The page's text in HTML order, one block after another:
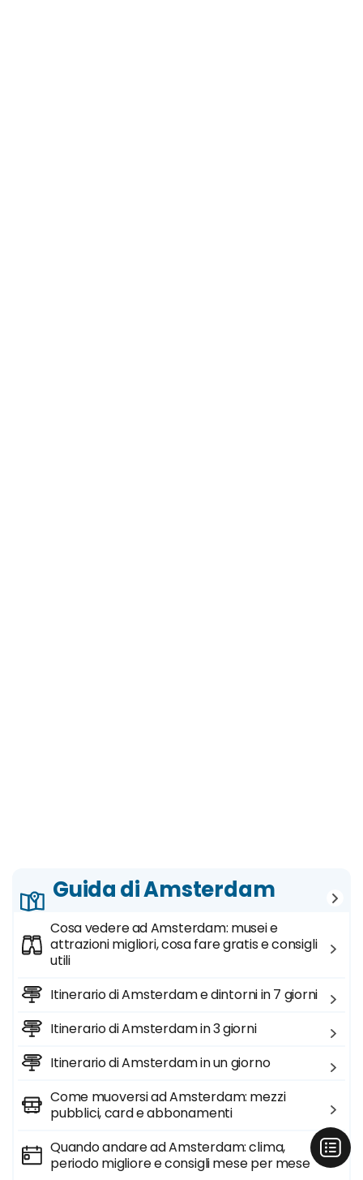
Guida di Amsterdam
Cosa vedere ad Amsterdam: musei e
attrazioni migliori, cosa fare gratis e consigli
utili
Itinerario di Amsterdam e dintorni in 7 giorni
Itinerario di Amsterdam in 3 giorni
Itinerario di Amsterdam in un giorno
Come muoversi ad Amsterdam: mezzi
pubblici, card e abbonamenti
Quando andare ad Amsterdam: clima,
periodo migliore e consigli mese per mese